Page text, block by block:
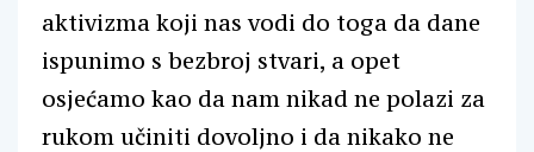
aktivizma koji nas vodi do toga da dane
ispunimo s bezbroj stvari, a opet
osjećamo kao da nam nikad ne polazi za
rukom učiniti dovoljno i da nikako ne